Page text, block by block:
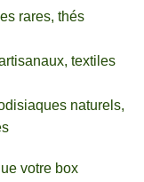
rares, thés
textiles
naturels,
votre box